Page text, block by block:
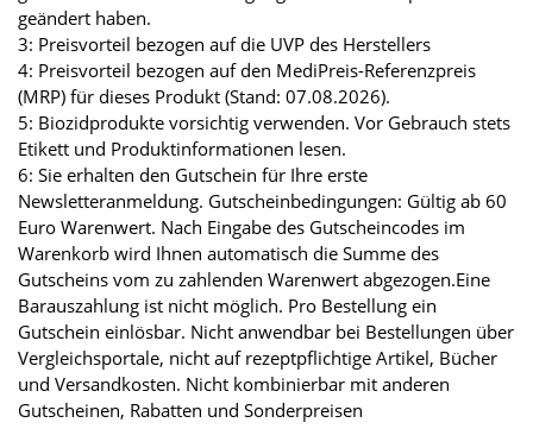
geändert haben.
3: Preisvorteil bezogen auf die UVP des Herstellers
4: Preisvorteil bezogen auf den MediPreis-Referenzpreis
(MRP) für dieses Produkt (Stand: 07.08.2026).
5: Biozidprodukte vorsichtig verwenden. Vor Gebrauch stets
Etikett und Produktinformationen lesen.
6: Sie erhalten den Gutschein für Ihre erste
Newsletteranmeldung. Gutscheinbedingungen: Gültig ab 60
Euro Warenwert. Nach Eingabe des Gutscheincodes im
Warenkorb wird Ihnen automatisch die Summe des
Gutscheins vom zu zahlenden Warenwert abgezogen.Eine
Barauszahlung ist nicht möglich. Pro Bestellung ein
Gutschein einlösbar. Nicht anwendbar bei Bestellungen über
Vergleichsportale, nicht auf rezeptpflichtige Artikel, Bücher
und Versandkosten. Nicht kombinierbar mit anderen
Gutscheinen, Rabatten und Sonderpreisen